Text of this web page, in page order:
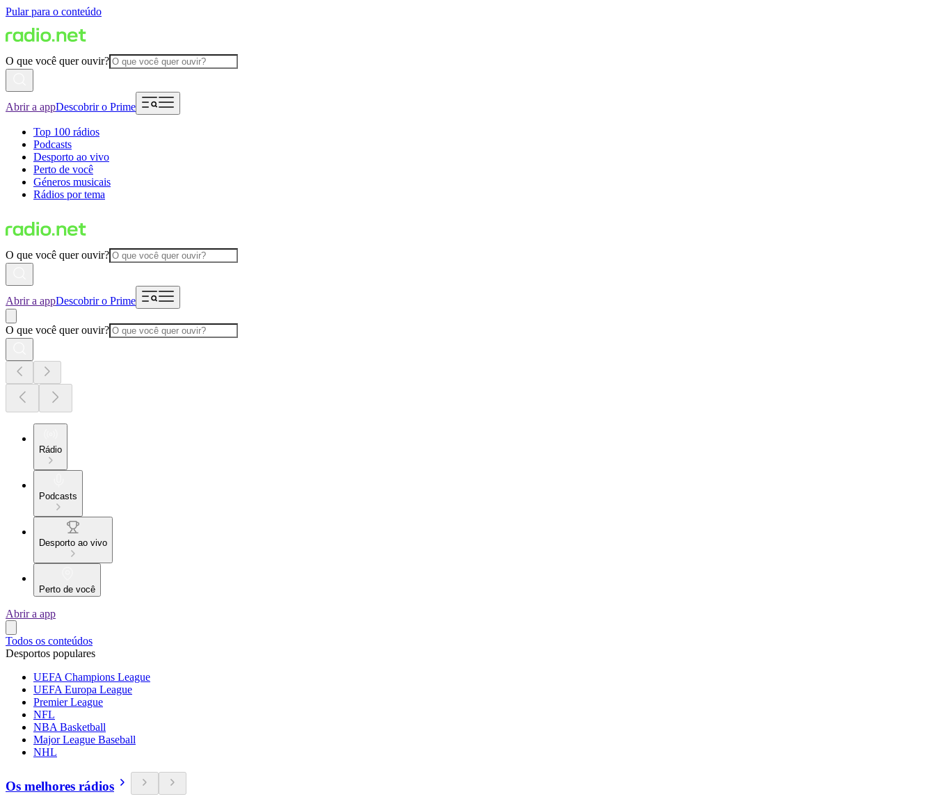
Pular para o conteúdo
O que você quer ouvir?
Abrir a appDescobrir o Prime
Top 100 rádios
Podcasts
Desporto ao vivo
Perto de você
Géneros musicais
Rádios por tema
O que você quer ouvir?
Abrir a appDescobrir o Prime
O que você quer ouvir?
Rádio
Podcasts
Desporto ao vivo
Perto de você
Abrir a app
Todos os conteúdos
Desportos populares
UEFA Champions League
UEFA Europa League
Premier League
NFL
NBA Basketball
Major League Baseball
NHL
Os melhores rádios